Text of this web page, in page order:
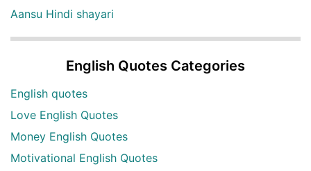
Aansu Hindi shayari
English Quotes Categories
English quotes
Love English Quotes
Money English Quotes
Motivational English Quotes